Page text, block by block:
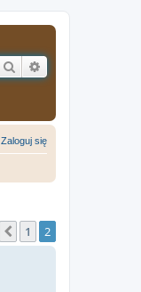
Szukaj
Zaloguj się
Poprzednia
1 2